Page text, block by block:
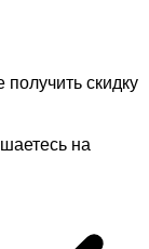
скидку
на